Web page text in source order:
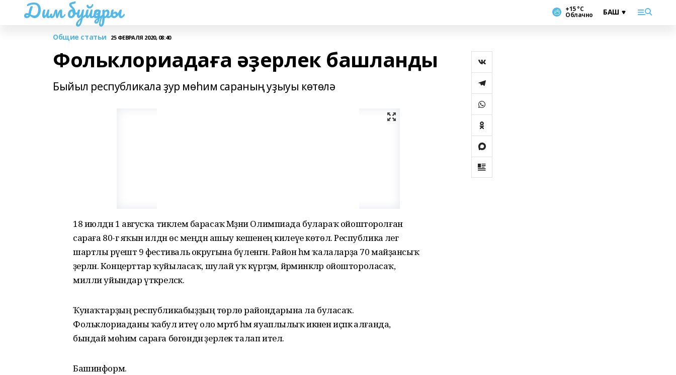
Дим буйҙары +15 °С
Облачно
Общие статьи 25 ФЕВРАЛЯ 2020, 08:40
Фольклориадаға әҙерлек башланды
Быйыл республикала ҙур мөһим сараның уҙыуы көтөлә
18 июлдән 1 авгусҡа тиклем барасаҡ Мәҙәни Олимпиада булараҡ ойошторолған
сараға 80-гә яҡын илдән өс меңдән ашыу кешенең килеүе көтөлә. Республика әлегә
шартлы рәүештә 9 фестиваль округына бүленгән. Район һәм ҡалаларҙа 70 майҙансыҡ
әҙерләнә. Концерттар ҡуйыласаҡ, шулай уҡ күргәҙмә, йәрминкәләр ойоштороласаҡ,
милли уйындар үткәреләсәк.
Ҡунаҡтарҙың республикабыҙҙың төрлө райондарына ла буласаҡ.
Фольклориаданы ҡабул итеү оло мәртәбә һәм яуаплылыҡ икәнен иҫәпкә алғанда,
бындай мөһим сараға бөгөндән әҙерлек талап ителә.
Башинформ.